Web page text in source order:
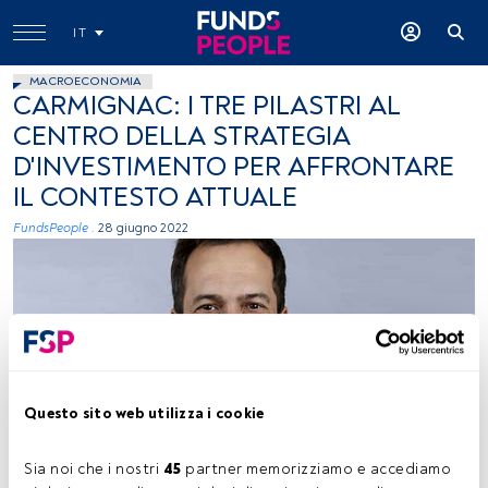
Questo sito web utilizza i cookie
Sia noi che i nostri 45 partner memorizziamo e accediamo
IT
MACROECONOMIA
CARMIGNAC: I TRE PILASTRI AL
CENTRO DELLA STRATEGIA
D'INVESTIMENTO PER AFFRONTARE
IL CONTESTO ATTUALE
FundsPeople . 28 giugno 2022
Kevin Thozet, immagine concessa (Carmignac)